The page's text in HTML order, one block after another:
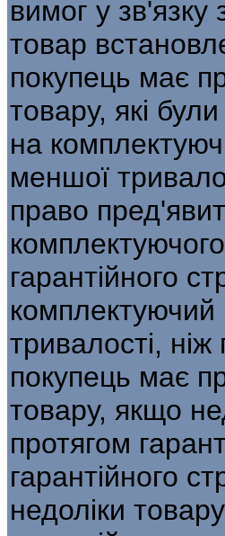
вимог у
товар
покупець має
товару, які
на
меншої
право
гарантійного
комплектуючий
тривалості,
покупець має
товару, якщо
протягом
гарантійного
недоліки